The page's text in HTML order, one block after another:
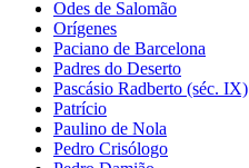
Odes de Salomão
Orígenes
Paciano de Barcelona
Padres do Deserto
Pascásio Radberto (séc. IX)
Patrício
Paulino de Nola
Pedro Crisólogo